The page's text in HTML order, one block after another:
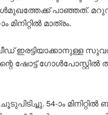
പാഞ്ഞത്.
മാത്രം.
ഇരട്ടിയാക്കാനുള്ള
ഷോട്ട് ഗോൾപോസ്റ്റിൽ
54-ാം